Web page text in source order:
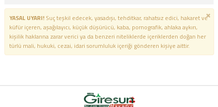
YASAL UYARI!Suç teşkil edecek, yasadışı, tehditkar, rahatsız edici, hakaret ve
küfür içeren, aşağılayıcı, küçük düşürücü, kaba, pornografik, ahlaka aykırı,
kişilik haklarına zarar verici ya da benzeri niteliklerde içeriklerden doğan her
türlü mali, hukuki, cezai, idari sorumluluk içeriği gönderen kişiye aittir.